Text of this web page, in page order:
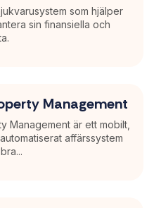
som hjälper
sin finansiella och
Management
Management är ett mobilt,
affärssystem